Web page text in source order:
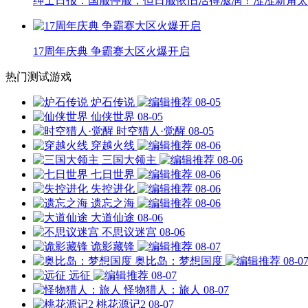
17周年庆典 争霸赛大区火爆开启
热门测试游戏
炉石传说
08-05
仙侠世界 08-05
时空猎人·觉醒 08-05
穿越火线
08-06
三国大领主
08-06
七日世界
08-06
失控进化
08-06
遗忘之海
08-06
大道仙途 08-06
不思议迷宫 08-06
诡影藏锋
08-07
奥比岛：梦想国度
08-07
远征
08-07
怪物猎人：旅人 08-07
桃花源记2 08-07